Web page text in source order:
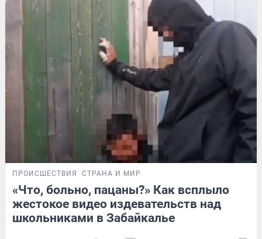
ПРОИСШЕСТВИЯ СТРАНА И МИР
«Что, больно, пацаны?» Как всплыло
жестокое видео издевательств над
школьниками в Забайкалье